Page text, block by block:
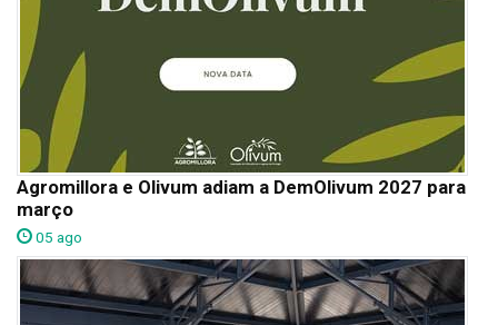
Agromillora e Olivum adiam a DemOlivum 2027 para
março
05 ago